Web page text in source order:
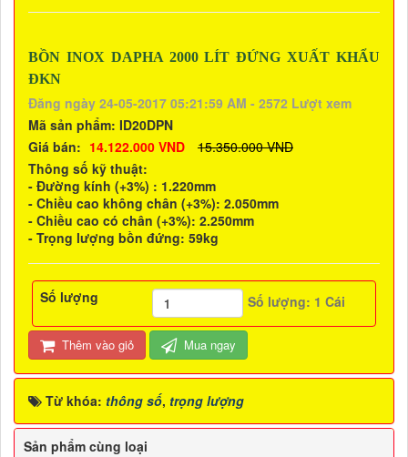
BỒN INOX DAPHA 2000 LÍT ĐỨNG XUẤT KHẨU
ĐKN
Đăng ngày 24-05-2017 05:21:59 AM - 2572 Lượt xem
Mã sản phẩm: ID20DPN
Giá bán: 14.122.000 VND
15.350.000 VND
Thông số kỹ thuật:
- Đường kính (+3%) : 1.220mm
- Chiều cao không chân (+3%): 2.050mm
- Chiều cao có chân (+3%): 2.250mm
- Trọng lượng bồn đứng: 59kg
Số lượng Số lượng: 1 Cái
Thêm vào giỏ Mua ngay
Từ khóa: thông số, trọng lượng
Sản phẩm cùng loại